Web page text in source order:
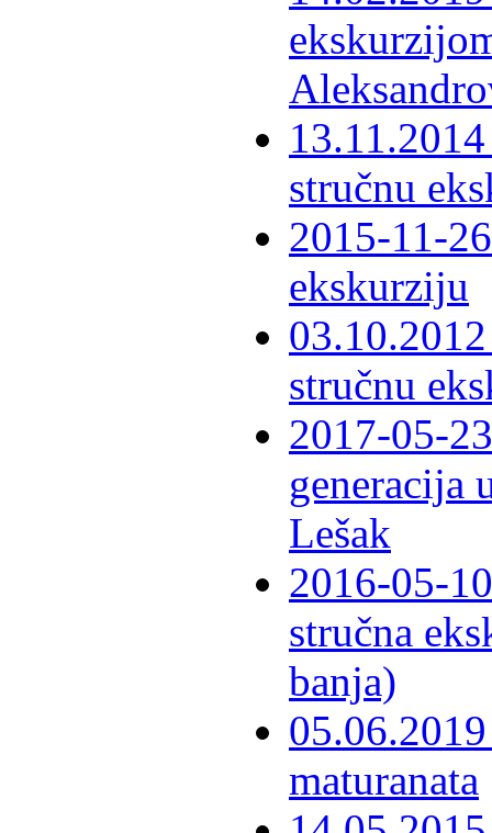
stručnu
2015-11-
ekskurziju
stručnu
2017-05-
generacija
Lešak
2016-05-
stručna
banja)
maturanata